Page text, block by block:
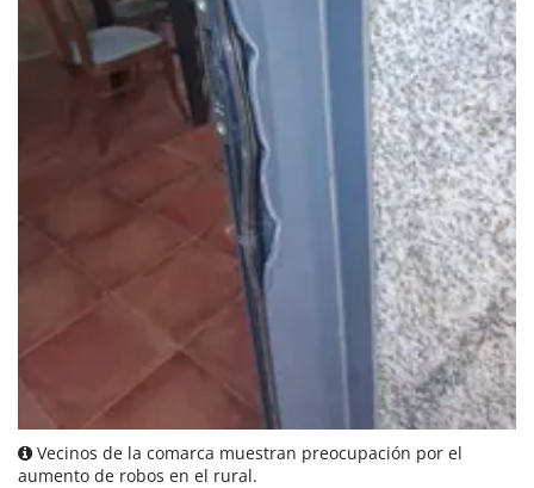
Vecinos de la comarca muestran preocupación por el
aumento de robos en el rural.